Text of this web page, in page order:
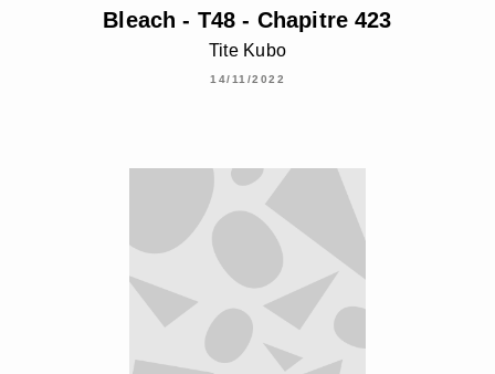
Bleach - T48 - Chapitre 423
Tite Kubo
14/11/2022